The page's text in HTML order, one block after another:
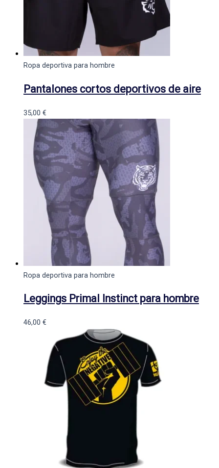
Ropa deportiva para hombre
Pantalones cortos deportivos de aire
35,00 €
Ropa deportiva para hombre
Leggings Primal Instinct para hombre
46,00 €